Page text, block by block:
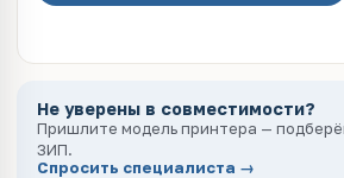
Не уверены в совместимости?
Пришлите модель принтера —
ЗИП.
Спросить специалиста →